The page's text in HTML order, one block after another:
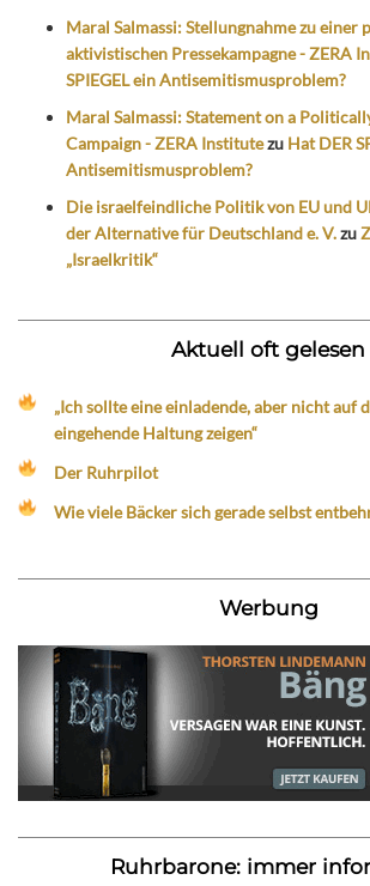
Maral Salmassi: Stellungnahme zu einer
aktivistischen Pressekampagne - ZERA
SPIEGEL ein Antisemitismusproblem?
Maral Salmassi: Statement on a
Campaign - ZERA Institutezu Hat DER
Antisemitismusproblem?
Die israelfeindliche Politik von EU und
der Alternative für Deutschland e. V.zu
„Israelkritik“
Aktuell oft gelesen
„Ich sollte eine einladende, aber nicht auf
eingehende Haltung zeigen“
Der Ruhrpilot
Wie viele Bäcker sich gerade selbst
Werbung
Ruhrbarone: immer